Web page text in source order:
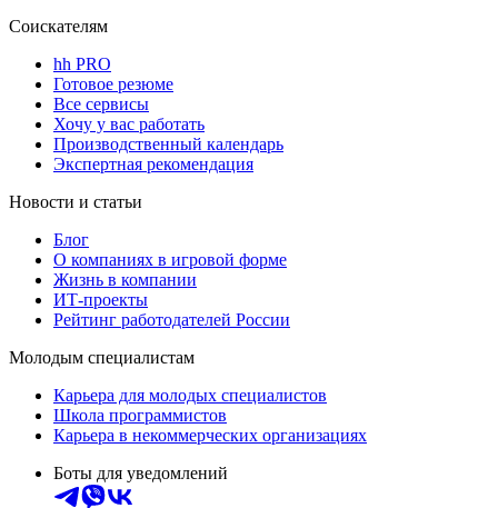
Соискателям
hh PRO
Готовое резюме
Все сервисы
Хочу у вас работать
Производственный календарь
Экспертная рекомендация
Новости и статьи
Блог
О компаниях в игровой форме
Жизнь в компании
ИТ-проекты
Рейтинг работодателей России
Молодым специалистам
Карьера для молодых специалистов
Школа программистов
Карьера в некоммерческих организациях
Боты для уведомлений